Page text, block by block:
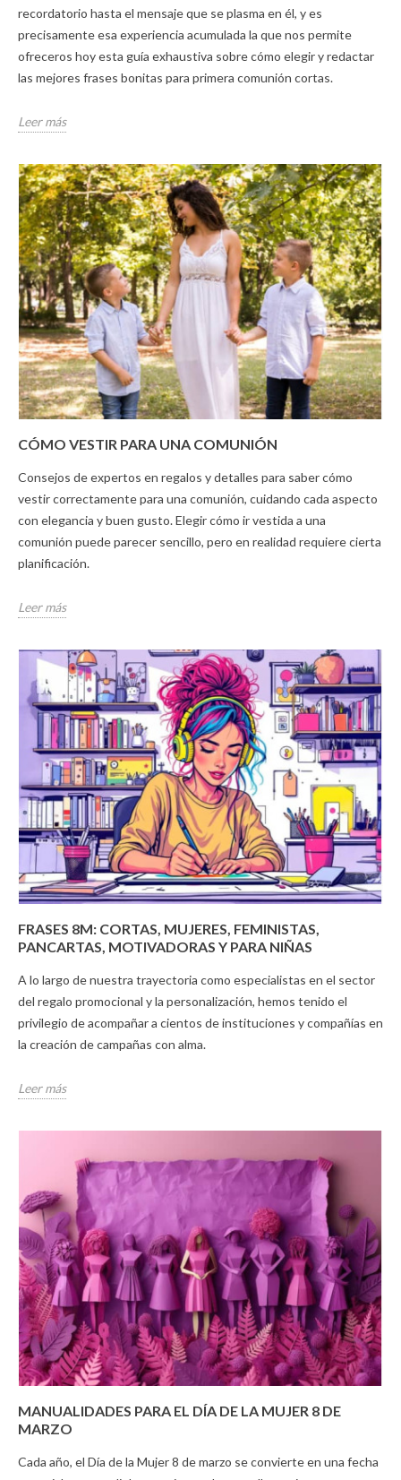
recordatorio hasta el mensaje que se plasma en él, y es
precisamente esa experiencia acumulada la que nos permite
ofreceros hoy esta guía exhaustiva sobre cómo elegir y redactar
las mejores frases bonitas para primera comunión cortas.
Leer más
CÓMO VESTIR PARA UNA COMUNIÓN
Consejos de expertos en regalos y detalles para saber cómo
vestir correctamente para una comunión, cuidando cada aspecto
con elegancia y buen gusto. Elegir cómo ir vestida a una
comunión puede parecer sencillo, pero en realidad requiere cierta
planificación.
Leer más
FRASES 8M: CORTAS, MUJERES, FEMINISTAS,
PANCARTAS, MOTIVADORAS Y PARA NIÑAS
A lo largo de nuestra trayectoria como especialistas en el sector
del regalo promocional y la personalización, hemos tenido el
privilegio de acompañar a cientos de instituciones y compañías en
la creación de campañas con alma.
Leer más
MANUALIDADES PARA EL DÍA DE LA MUJER 8 DE
MARZO
Cada año, el Día de la Mujer 8 de marzo se convierte en una fecha